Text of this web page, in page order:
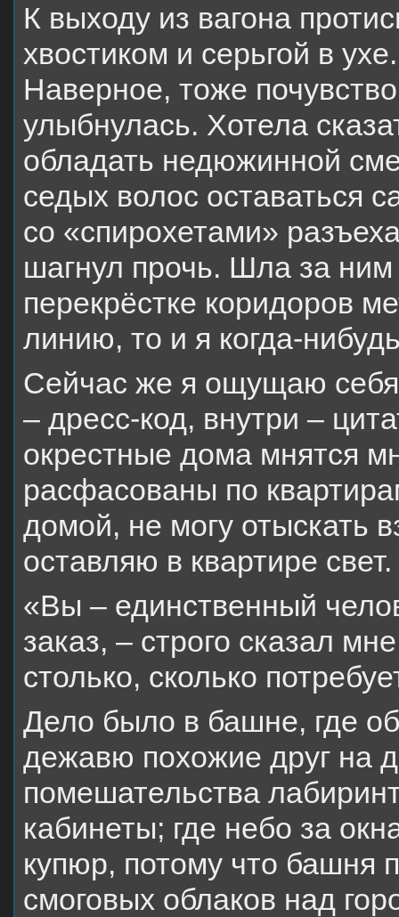
К выходу из вагона
хвостиком и серьгой в
Наверное, тоже
улыбнулась. Хотела
обладать недюжинной
седых волос оставаться
со «спирохетами»
шагнул прочь. Шла за ним
перекрёстке коридоров
линию, то и я когда-
Сейчас же я ощущаю
– дресс-код, внутри –
окрестные дома мнятся
расфасованы по
домой, не могу отыскать
оставляю в квартире свет.
«Вы – единственный
заказ, – строго сказал
столько, сколько
Дело было в башне, где
дежавю похожие друг на
помешательства
кабинеты; где небо за
купюр, потому что башня
смоговых облаков над